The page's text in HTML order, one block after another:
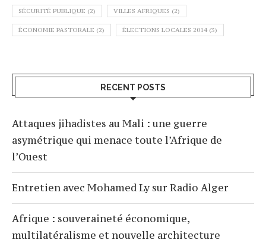
SÉCURITÉ PUBLIQUE (2) VILLES AFRIQUES (2)
ÉCONOMIE PASTORALE (2) ÉLECTIONS LOCALES 2014 (3)
RECENT POSTS
Attaques jihadistes au Mali : une guerre
asymétrique qui menace toute l’Afrique de
l’Ouest
Entretien avec Mohamed Ly sur Radio Alger
Afrique : souveraineté économique,
multilatéralisme et nouvelle architecture